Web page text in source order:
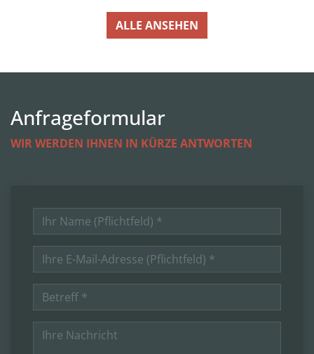
ALLE ANSEHEN
Anfrageformular
WIR WERDEN IHNEN IN KÜRZE ANTWORTEN